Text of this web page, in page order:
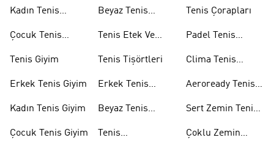
Kadın Tenis
Çocuk Tenis
Tenis Giyim
Erkek Tenis Giyim
Kadın Tenis Giyim
Çocuk Tenis Giyim
Beyaz Tenis
Tenis Etek Ve
Tenis Tişörtleri
Erkek Tenis
Beyaz Tenis
Tenis
Tenis Çorapları
Padel Tenis
Clima Tenis
Aeroready Tenis
Sert Zemin Tenis
Çoklu Zemin